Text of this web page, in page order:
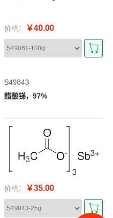
价格： ￥40.00
S49843
醋酸锑，97%
价格： ￥35.00